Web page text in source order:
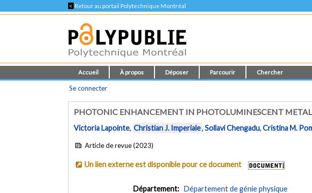
< Retour au portail Polytechnique Montréal
Accueil À propos Déposer Parcourir Chercher
Se connecter
PHOTONIC ENHANCEMENT IN PHOTOLUMINESCENT
Victoria Lapointe, Christian J. Imperiale,Sollavi Chengadu,Cristina M.
Article de revue (2023)
Un lien externe est disponible pour ce document
Département: Département de génie physique